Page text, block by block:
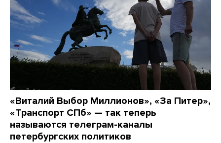
«Виталий Выбор Миллионов», «За Питер»,
«Транспорт СПб» — так теперь
называются телеграм-каналы
петербургских политиков